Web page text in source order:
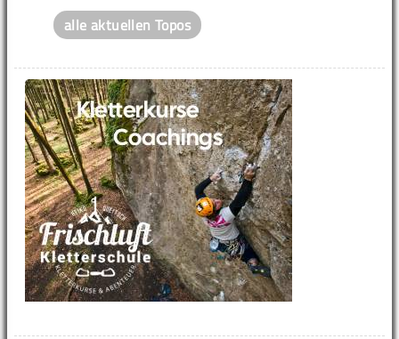
alle aktuellen Topos